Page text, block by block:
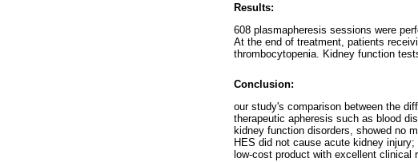
Results:
608 plasmapheresis sessions were
At the end of treatment, patients
thrombocytopenia. Kidney function
Conclusion:
our study's comparison between the
therapeutic apheresis such as blood
kidney function disorders, showed no
HES did not cause acute kidney
low-cost product with excellent clinical